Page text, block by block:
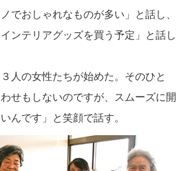
でおしゃれなものが多い」と話し、
ンテリアグッズを買う予定」と話し
人の女性たちが始めた。そのひと
せもしないのですが、スムーズに開
んです」と笑顔で話す。